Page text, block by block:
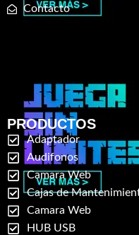
Contacto
PRODUCTOS
Adaptador
Audifonos
Camara Web
Cajas de
Camara Web
HUB USB